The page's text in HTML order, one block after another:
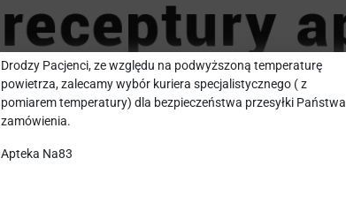
Drodzy Pacjenci, ze względu na podwyższoną temperaturę
powietrza, zalecamy wybór kuriera specjalistycznego ( z
pomiarem temperatury) dla bezpieczeństwa przesyłki Państwa
zamówienia.
Apteka Na83